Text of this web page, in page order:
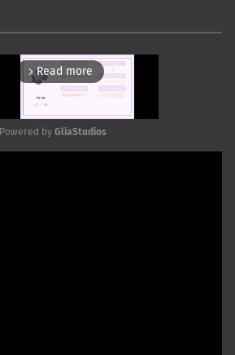
arrow_forward_ios Read more
Powered by GliaStudios